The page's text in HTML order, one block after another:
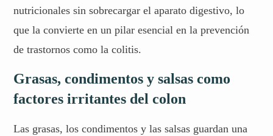
nutricionales sin sobrecargar el aparato digestivo, lo
que la convierte en un pilar esencial en la prevención
de trastornos como la colitis.
Grasas, condimentos y salsas como
factores irritantes del colon
Las grasas, los condimentos y las salsas guardan una